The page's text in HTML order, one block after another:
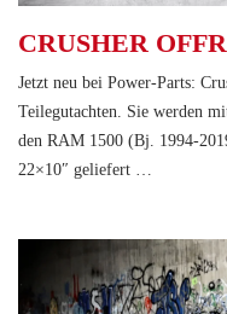
CRUSHER
Jetzt neu bei Power-Parts:
Teilegutachten. Sie werden
den RAM 1500 (Bj. 1994-
22×10″ geliefert …